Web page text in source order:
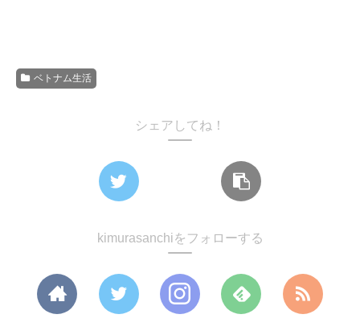
ベトナム生活
シェアしてね！
kimurasanchiをフォローする